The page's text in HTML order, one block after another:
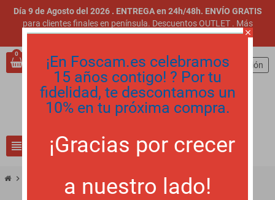
Día 9 de Agosto del 2026 . ENTREGA en 24h/48h. ENVÍO GRATIS
para clientes finales en península. Descuentos OUTLET . Más
información.
0
view_headline search
personIniciar sesión
chevron_right Cajas y soportes
close
¡En Foscam.es celebramos
15 años contigo! ? Por tu
fidelidad, te descontamos un
10% en tu próxima compra.
¡Gracias por crecer
a nuestro lado!